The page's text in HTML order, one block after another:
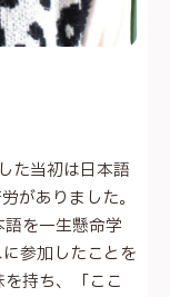
た当初は日本語
がありました。
を一生懸命学
参加したことを
持ち、「ここ